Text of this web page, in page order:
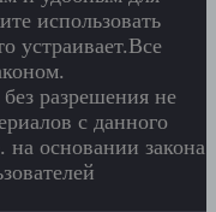
использовать
устраивает.Все
разрешения не
с данного
основании закона